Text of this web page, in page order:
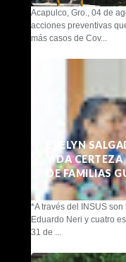
Acapulco, Gro., 04 de
acciones preventivas
más casos de Cov...
EVELYN
Y DA
DE FAMILIAS
*A través del INSUS
Eduardo Neri y cuatro
31 de ...